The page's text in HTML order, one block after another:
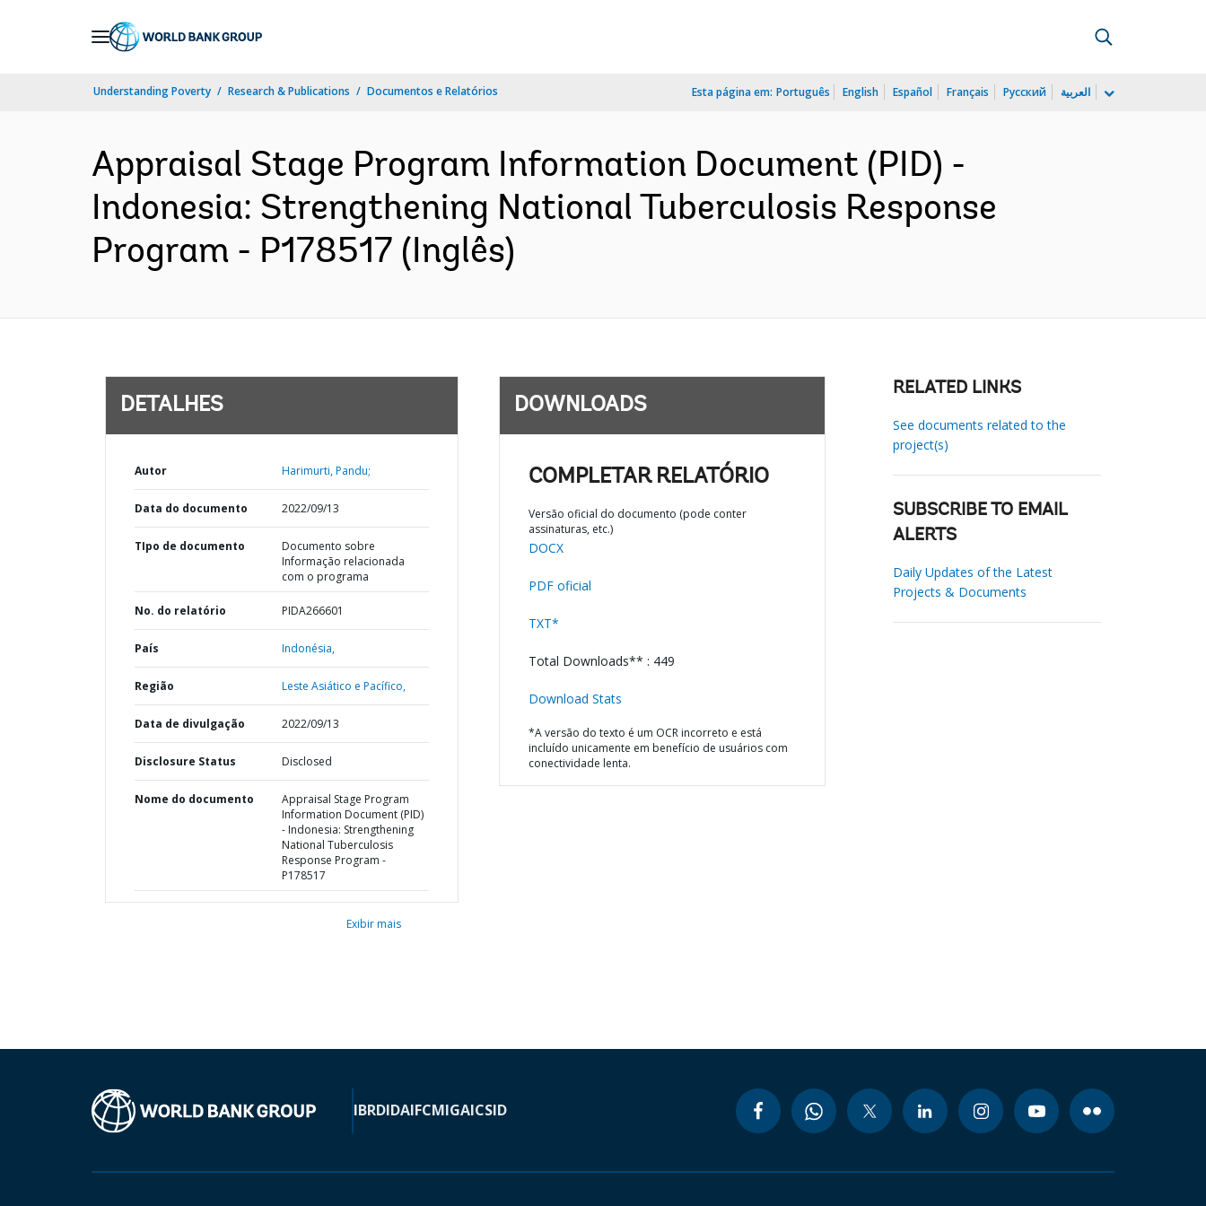
Understanding Poverty Research & Publications Documentos e Relatórios Esta página em: Português English Español Français Русский العربية
Appraisal Stage Program Information Document (PID) -
Indonesia: Strengthening National Tuberculosis Response
Program - P178517 (Inglês)
DETALHES
Autor Harimurti, Pandu;
Data do documento 2022/09/13
TIpo de documento
Documento sobre
Informação relacionada
com o programa
No. do relatório PIDA266601
País Indonésia,
Região Leste Asiático e Pacífico,
Data de divulgação 2022/09/13
Disclosure Status Disclosed
Nome do documento
Appraisal Stage Program
Information Document (PID)
- Indonesia: Strengthening
National Tuberculosis
Response Program -
P178517
Exibir mais
DOWNLOADS
COMPLETAR RELATÓRIO
Versão oficial do documento (pode conter
assinaturas, etc.)
DOCX
PDF oficial
TXT*
Total Downloads** : 449
Download Stats
*A versão do texto é um OCR incorreto e está
incluído unicamente em benefício de usuários com
conectividade lenta.
RELATED LINKS
See documents related to the
project(s)
SUBSCRIBE TO EMAIL
ALERTS
Daily Updates of the Latest
Projects & Documents
IBRDIDAIFCMIGAICSID